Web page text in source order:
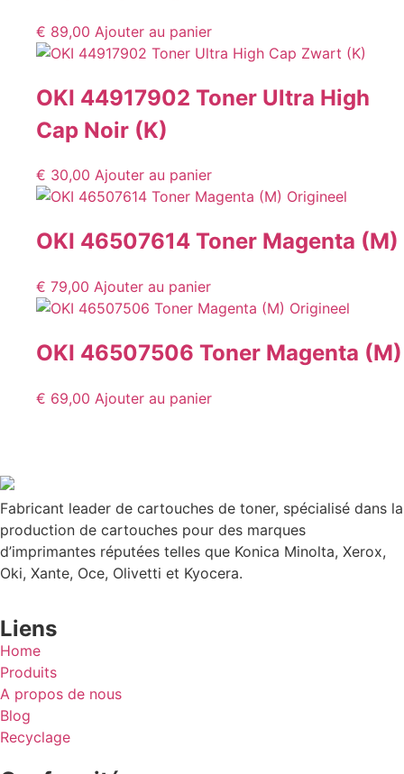
€ 89,00 Ajouter au panier
OKI 44917902 Toner Ultra High
Cap Noir (K)
€ 30,00 Ajouter au panier
OKI 46507614 Toner Magenta (M)
€ 79,00 Ajouter au panier
OKI 46507506 Toner Magenta (M)
€ 69,00 Ajouter au panier
Fabricant leader de cartouches de toner, spécialisé dans la
production de cartouches pour des marques
d’imprimantes réputées telles que Konica Minolta, Xerox,
Oki, Xante, Oce, Olivetti et Kyocera.
Liens
Home
Produits
A propos de nous
Blog
Recyclage